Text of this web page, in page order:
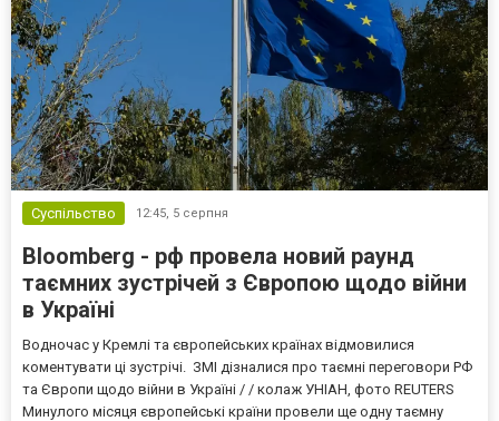
Суспільство 12:45, 5 серпня
Bloomberg - рф провела новий раунд
таємних зустрічей з Європою щодо війни
в Україні
Водночас у Кремлі та європейських країнах відмовилися
коментувати ці зустрічі. ЗМІ дізналися про таємні переговори РФ
та Європи щодо війни в Україні / / колаж УНІАН, фото REUTERS
Минулого місяця європейські країни провели ще одну таємну